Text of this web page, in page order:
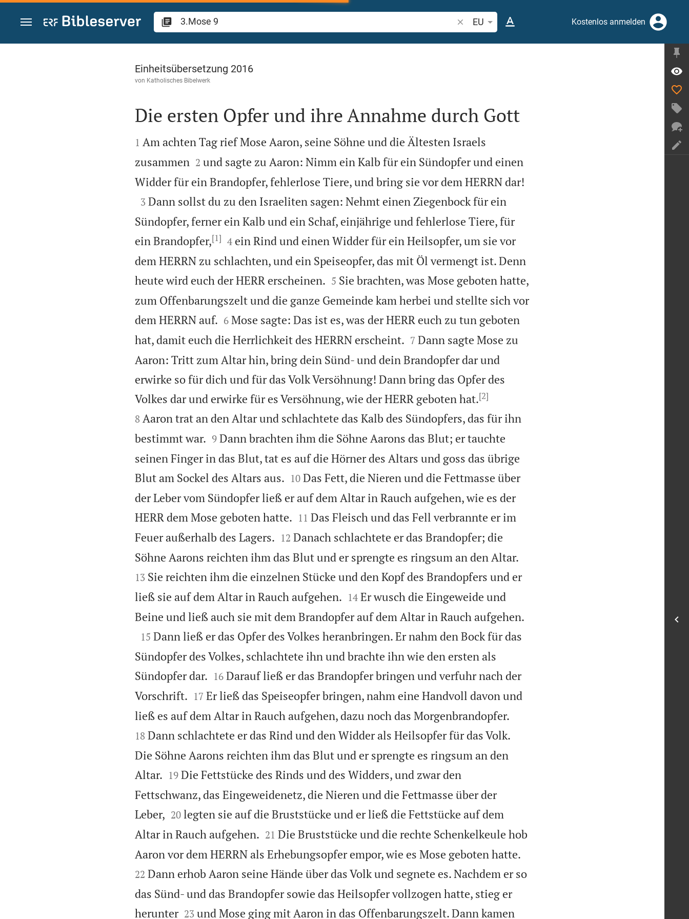
Zum Inhalt springen
Bibelstelle oder Begriff suchen
EU Kostenlos anmelden
3.Mose 9
Einheitsübersetzung 2016
von Katholisches Bibelwerk

Die ersten Opfer und ihre Annahme durch Gott

1 Am achten Tag rief Mose Aaron, seine Söhne und die Ältesten Israels
zusammen
2 und sagte zu Aaron: Nimm ein Kalb für ein Sündopfer und einen
Widder für ein Brandopfer, fehlerlose Tiere, und bring sie vor dem HERRN dar!

3 Dann sollst du zu den Israeliten sagen: Nehmt einen Ziegenbock für ein
Sündopfer, ferner ein Kalb und ein Schaf, einjährige und fehlerlose Tiere, für
ein Brandopfer,[1]
4 ein Rind und einen Widder für ein Heilsopfer, um sie vor
dem HERRN zu schlachten, und ein Speiseopfer, das mit Öl vermengt ist. Denn
heute wird euch der HERR erscheinen.
5 Sie brachten, was Mose geboten hatte,
zum Offenbarungszelt und die ganze Gemeinde kam herbei und stellte sich vor
dem HERRN auf.
6 Mose sagte: Das ist es, was der HERR euch zu tun geboten
hat, damit euch die Herrlichkeit des HERRN erscheint.
7 Dann sagte Mose zu
Aaron: Tritt zum Altar hin, bring dein Sünd- und dein Brandopfer dar und
erwirke so für dich und für das Volk Versöhnung! Dann bring das Opfer des
Volkes dar und erwirke für es Versöhnung, wie der HERR geboten hat.[2]
8 Aaron trat an den Altar und schlachtete das Kalb des Sündopfers, das für ihn
bestimmt war.
9 Dann brachten ihm die Söhne Aarons das Blut; er tauchte
seinen Finger in das Blut, tat es auf die Hörner des Altars und goss das übrige
Blut am Sockel des Altars aus.
10 Das Fett, die Nieren und die Fettmasse über
der Leber vom Sündopfer ließ er auf dem Altar in Rauch aufgehen, wie es der
HERR dem Mose geboten hatte.
11 Das Fleisch und das Fell verbrannte er im
Feuer außerhalb des Lagers.
12 Danach schlachtete er das Brandopfer; die
Söhne Aarons reichten ihm das Blut und er sprengte es ringsum an den Altar.
13 Sie reichten ihm die einzelnen Stücke und den Kopf des Brandopfers und er
ließ sie auf dem Altar in Rauch aufgehen.
14 Er wusch die Eingeweide und
Beine und ließ auch sie mit dem Brandopfer auf dem Altar in Rauch aufgehen.

15 Dann ließ er das Opfer des Volkes heranbringen. Er nahm den Bock für das
Sündopfer des Volkes, schlachtete ihn und brachte ihn wie den ersten als
Sündopfer dar.
16 Darauf ließ er das Brandopfer bringen und verfuhr nach der
Vorschrift.
17 Er ließ das Speiseopfer bringen, nahm eine Handvoll davon und
ließ es auf dem Altar in Rauch aufgehen, dazu noch das Morgenbrandopfer.
18 Dann schlachtete er das Rind und den Widder als Heilsopfer für das Volk.
Die Söhne Aarons reichten ihm das Blut und er sprengte es ringsum an den
Altar.
19 Die Fettstücke des Rinds und des Widders, und zwar den
Fettschwanz, das Eingeweidenetz, die Nieren und die Fettmasse über der
Leber,
20 legten sie auf die Bruststücke und er ließ die Fettstücke auf dem
Altar in Rauch aufgehen.
21 Die Bruststücke und die rechte Schenkelkeule hob
Aaron vor dem HERRN als Erhebungsopfer empor, wie es Mose geboten hatte.
22 Dann erhob Aaron seine Hände über das Volk und segnete es. Nachdem er so
das Sünd- und das Brandopfer sowie das Heilsopfer vollzogen hatte, stieg er
herunter
23 und Mose ging mit Aaron in das Offenbarungszelt. Dann kamen